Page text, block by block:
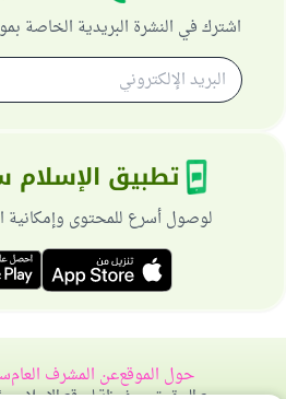
اشترك في النشرة البريدية الخاصة
تطبيق
لوصول أسرع للمحتوى وإمكانية
حول الموقععن المشرف العام